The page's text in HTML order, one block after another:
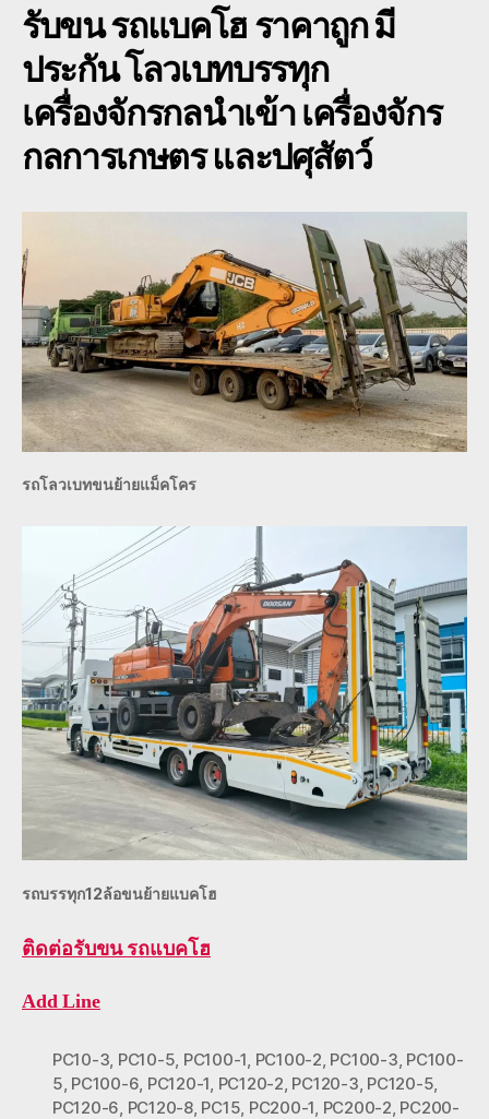
รับขน รถแบคโฮราคาถูก มี
ประกัน โลวเบทบรรทุก
เครื่องจักรกลนำเข้า เครื่องจักร
กลการเกษตร และปศุสัตว์
รถโลวเบทขนย้ายแม็คโคร
รถบรรทุก12ล้อขนย้ายแบคโฮ
ติดต่อรับขน รถแบคโฮ
Add Line
PC10-3, PC10-5, PC100-1, PC100-2, PC100-3, PC100-
5, PC100-6, PC120-1, PC120-2, PC120-3, PC120-5,
PC120-6, PC120-8, PC15, PC200-1, PC200-2, PC200-